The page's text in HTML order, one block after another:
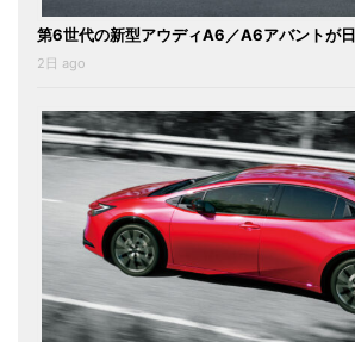
第6世代の新型アウディA6／A6アバントが
2日 ago